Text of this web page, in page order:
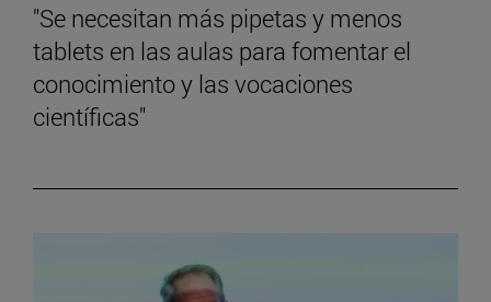
"Se necesitan más pipetas y menos
tablets en las aulas para fomentar el
conocimiento y las vocaciones
científicas"